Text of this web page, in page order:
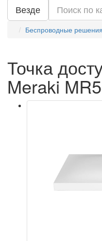
Везде
Беспроводные решения
Точка
Meraki